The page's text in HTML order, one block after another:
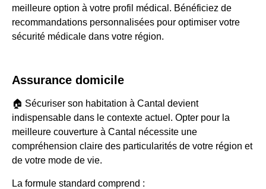
meilleure option à votre profil médical. Bénéficiez de
recommandations personnalisées pour optimiser votre
sécurité médicale dans votre région.
Assurance domicile
🏠 Sécuriser son habitation à Cantal devient
indispensable dans le contexte actuel. Opter pour la
meilleure couverture à Cantal nécessite une
compréhension claire des particularités de votre région et
de votre mode de vie.
La formule standard comprend :